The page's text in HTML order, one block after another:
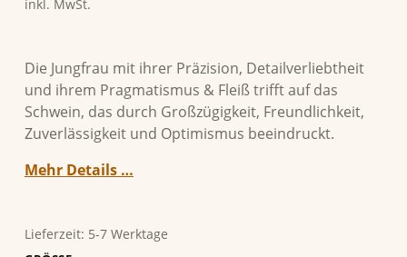
inkl. MwSt.
Die Jungfrau mit ihrer Präzision, Detailverliebtheit
und ihrem Pragmatismus & Fleiß trifft auf das
Schwein, das durch Großzügigkeit, Freundlichkeit,
Zuverlässigkeit und Optimismus beeindruckt.
Mehr Details …
Lieferzeit: 5-7 Werktage